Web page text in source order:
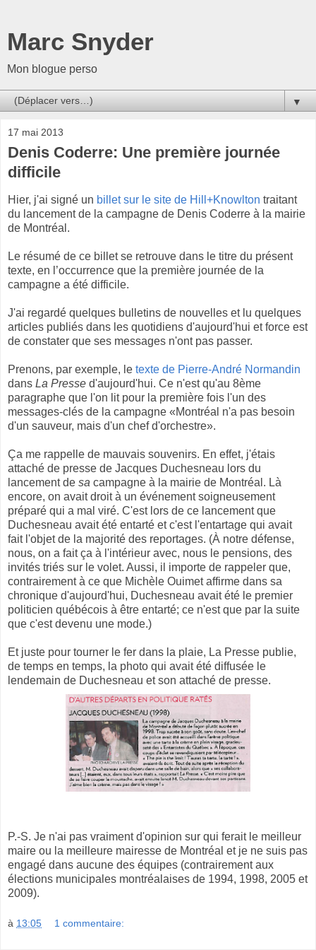
Marc Snyder
Mon blogue perso
▼
17 mai 2013
Denis Coderre: Une première journée
difficile
Hier, j'ai signé un billet sur le site de Hill+Knowlton traitant
du lancement de la campagne de Denis Coderre à la mairie
de Montréal.
Le résumé de ce billet se retrouve dans le titre du présent
texte, en l’occurrence que la première journée de la
campagne a été difficile.
J'ai regardé quelques bulletins de nouvelles et lu quelques
articles publiés dans les quotidiens d'aujourd'hui et force est
de constater que ses messages n'ont pas passer.
Prenons, par exemple, le texte de Pierre-André Normandin
dans La Presse d'aujourd'hui. Ce n'est qu'au 8ème
paragraphe que l'on lit pour la première fois l'un des
messages-clés de la campagne «Montréal n'a pas besoin
d'un sauveur, mais d'un chef d'orchestre».
Ça me rappelle de mauvais souvenirs. En effet, j'étais
attaché de presse de Jacques Duchesneau lors du
lancement de sa campagne à la mairie de Montréal. Là
encore, on avait droit à un événement soigneusement
préparé qui a mal viré. C'est lors de ce lancement que
Duchesneau avait été entarté et c'est l'entartage qui avait
fait l'objet de la majorité des reportages. (À notre défense,
nous, on a fait ça à l'intérieur avec, nous le pensions, des
invités triés sur le volet. Aussi, il importe de rappeler que,
contrairement à ce que Michèle Ouimet affirme dans sa
chronique d'aujourd'hui, Duchesneau avait été le premier
politicien québécois à être entarté; ce n'est que par la suite
que c'est devenu une mode.)
Et juste pour tourner le fer dans la plaie, La Presse publie,
de temps en temps, la photo qui avait été diffusée le
lendemain de Duchesneau et son attaché de presse.
P.-S. Je n'ai pas vraiment d'opinion sur qui ferait le meilleur
maire ou la meilleure mairesse de Montréal et je ne suis pas
engagé dans aucune des équipes (contrairement aux
élections municipales montréalaises de 1994, 1998, 2005 et
2009).
à 13:05 1 commentaire: